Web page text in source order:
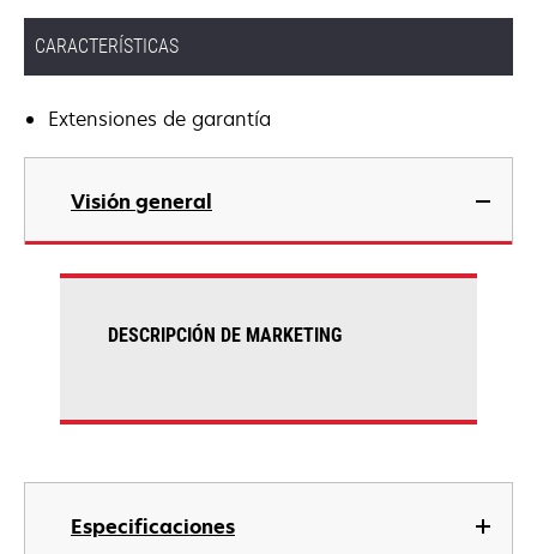
CARACTERÍSTICAS
Extensiones de garantía
Visión general
Especificaciones
DESCRIPCIÓN DE MARKETING